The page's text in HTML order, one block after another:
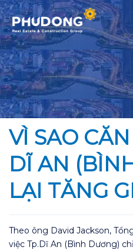
Skip
to
content
VÌ SAO
DĨ AN
LẠI TĂNG
Theo ông David Jackson,
việc Tp.Dĩ An (Bình Dương)